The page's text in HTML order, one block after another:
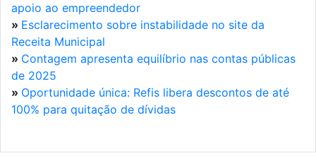
apoio ao empreendedor
» Esclarecimento sobre instabilidade no site da
Receita Municipal
» Contagem apresenta equilíbrio nas contas públicas
de 2025
» Oportunidade única: Refis libera descontos de até
100% para quitação de dívidas